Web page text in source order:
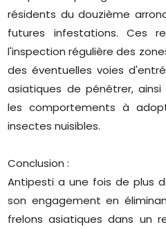
résidents du douzième
futures infestations. Ces
l'inspection régulière des
des éventuelles voies
asiatiques de pénétrer,
les comportements à
insectes nuisibles.
Conclusion :
Antipesti a une fois de plus
son engagement en
frelons asiatiques dans un